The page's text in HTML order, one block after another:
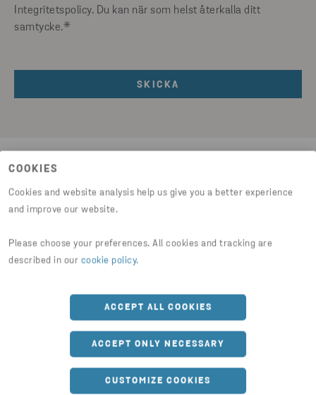
COOKIES
Cookies and website analysis help us give you a better experience
and improve our website.
Please choose your preferences. All cookies and tracking are
described in our cookie policy.
ACCEPT ALL COOKIES
ACCEPT ONLY NECESSARY
CUSTOMIZE COOKIES
Integritetspolicy. Du kan när som helst återkalla ditt
samtycke.*
Kontaktpersoner
DANIEL KARLSSON
010-445 8563